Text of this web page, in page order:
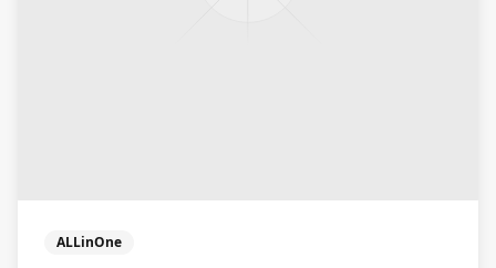
ALLinOne